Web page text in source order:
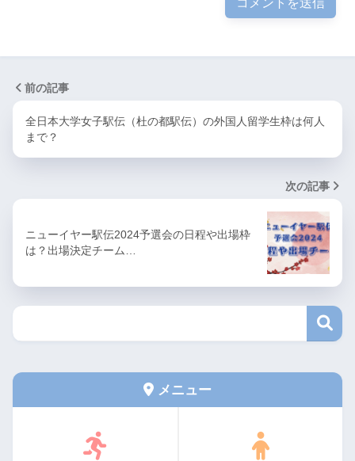
前の記事
全日本大学女子駅伝（杜の都駅伝）の外国人留学生枠は何人
まで？
次の記事
ニューイヤー駅伝2024予選会の日程や出場枠
は？出場決定チーム…
メニュー